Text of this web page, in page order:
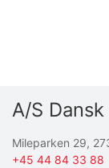
A/S
Mileparken 29,
+45 44 84 33 88